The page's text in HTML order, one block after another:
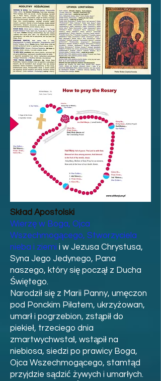
Skład Apostolski
Wierzę w Boga, Ojca
Wszechmogącego, Stworzyciela
nieba i ziemi i w Jezusa Chrystusa,
Syna Jego Jedynego, Pana
naszego, który się począł z Ducha
Świętego.
Narodził się z Marii Panny, umęczon
pod Ponckim Piłatem, ukrzyżowan,
umarł i pogrzebion, zstąpił do
piekieł, trzeciego dnia
zmartwychwstał, wstąpił na
niebiosa, siedzi po prawicy Boga,
Ojca Wszechmogącego, stamtąd
przyjdzie sądzić żywych i umarłych.